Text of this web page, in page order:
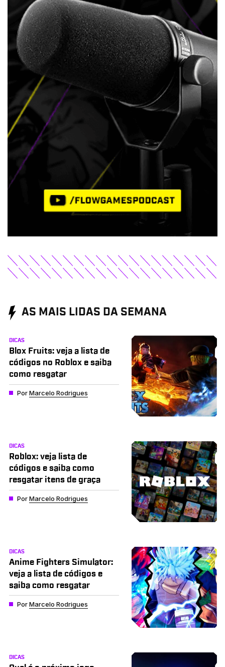
AS MAIS LIDAS DA SEMANA
DICAS
Blox Fruits: veja a lista de
códigos no Roblox e saiba
como resgatar
PorMarcelo Rodrigues
DICAS
Roblox: veja lista de
códigos e saiba como
resgatar itens de graça
PorMarcelo Rodrigues
DICAS
Anime Fighters Simulator:
veja a lista de códigos e
saiba como resgatar
PorMarcelo Rodrigues
DICAS